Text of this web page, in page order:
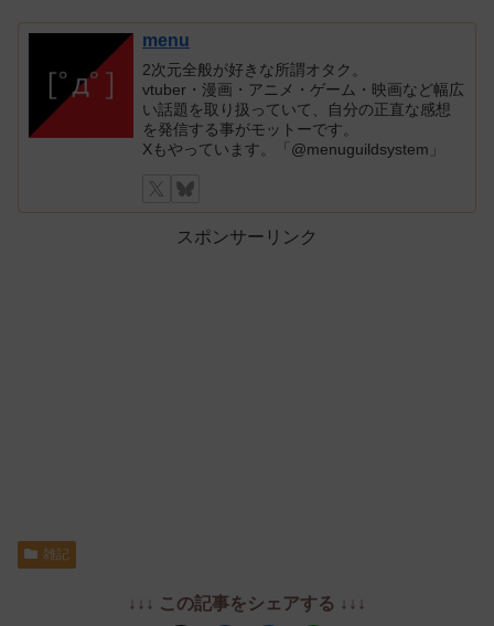
menu
2次元全般が好きな所謂オタク。
vtuber・漫画・アニメ・ゲーム・映画など幅広
い話題を取り扱っていて、自分の正直な感想
を発信する事がモットーです。
Xもやっています。「@menuguildsystem」
スポンサーリンク
雑記
↓↓↓ この記事をシェアする ↓↓↓